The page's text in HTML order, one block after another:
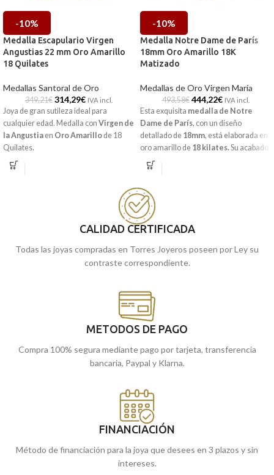
-10%
Medalla Escapulario Virgen
Angustias 22 mm Oro Amarillo
18 Quilates
Medallas Santoral de Oro
349,21€ 314,29€ IVA incl.
Joya de gran sutileza ideal para
cualquier edad. Medalla con Virgen de
la Angustia en Oro Amarillo de 18
Quilates.
-10%
Medalla Notre Dame de París
18mm Oro Amarillo 18K
Matizado
Medallas de Oro Virgen María
493,58€ 444,22€ IVA incl.
Esta exquisita medalla de Notre
Dame de París, con un diseño
detallado de 18mm, está elaborada en
oro amarillo de 18 kilates.Su acabado
matizado y liso añade un toque de
elegancia sencilla, resaltando el
espiritual que representa.
Creada para ser una joya duradera y
significativa, esta medalla es un
para quienes desean una pieza que
combine devoción y estilo. Con un
momento.
Encuentra esta joya en nuestras
tiendas de Málaga o cómprala
de tu hogar.
CALIDAD CERTIFICADA
Todas las joyas compradas en Torres Joyeros poseen por Ley su
contraste correspondiente.
METODOS DE PAGO
Compra 100% segura mediante pago por tarjeta, transferencia
bancaria, Paypal y Klarna.
FINANCIACIÓN
Método de financiación para la joya que desees en 3 plazos y sin
intereses.